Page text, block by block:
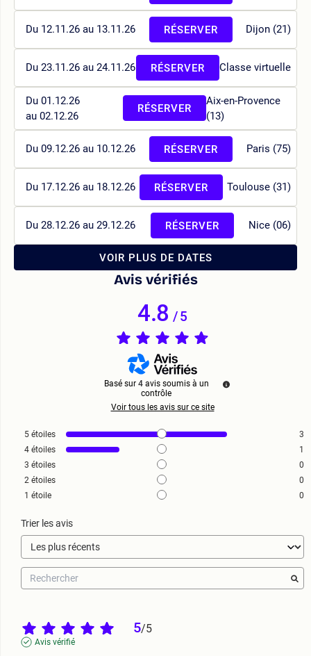
Du 12.11.26 au 13.11.26 Dijon (21)
RÉSERVER
Du 23.11.26 au 24.11.26 Classe virtuelle
RÉSERVER
Du 01.12.26
au 02.12.26
Aix-en-Provence
(13)
RÉSERVER
Du 09.12.26 au 10.12.26 Paris (75)
RÉSERVER
Du 17.12.26 au 18.12.26 Toulouse (31)
RÉSERVER
Du 28.12.26 au 29.12.26 Nice (06)
RÉSERVER
VOIR PLUS DE DATES
Avis vérifiés
4.8/5
Basé sur 4 avis soumis à un
contrôle
Voir tous les avis sur ce site
5 étoiles
3
4 étoiles
1
3 étoiles
0
2 étoiles
0
1 étoile 0
Trier les avis
5/5
Avis vérifié